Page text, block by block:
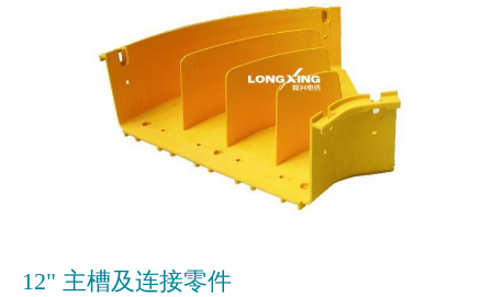
12" 主槽及连接零件